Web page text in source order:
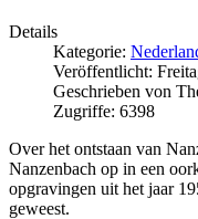
Details
Kategorie:
Veröffentlicht:
Geschrieben von
Zugriffe: 6398
Over het ontstaan van
Nanzenbach op in een
opgravingen uit het jaar
geweest.